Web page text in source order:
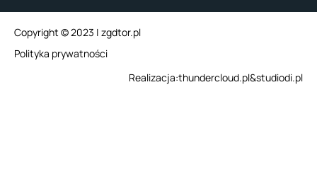
Copyright © 2023 | zgdtor.pl
Polityka prywatności
studiodi.pl
&
thundercloud.pl
Realizacja: